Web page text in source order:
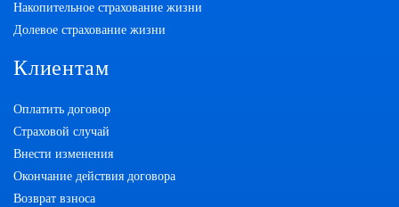
Накопительное страхование жизни
Долевое страхование жизни
Клиентам
Оплатить договор
Страховой случай
Внести изменения
Окончание действия договора
Возврат взноса